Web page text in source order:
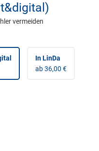
vermeiden
In LinDa
ab 36,00 €